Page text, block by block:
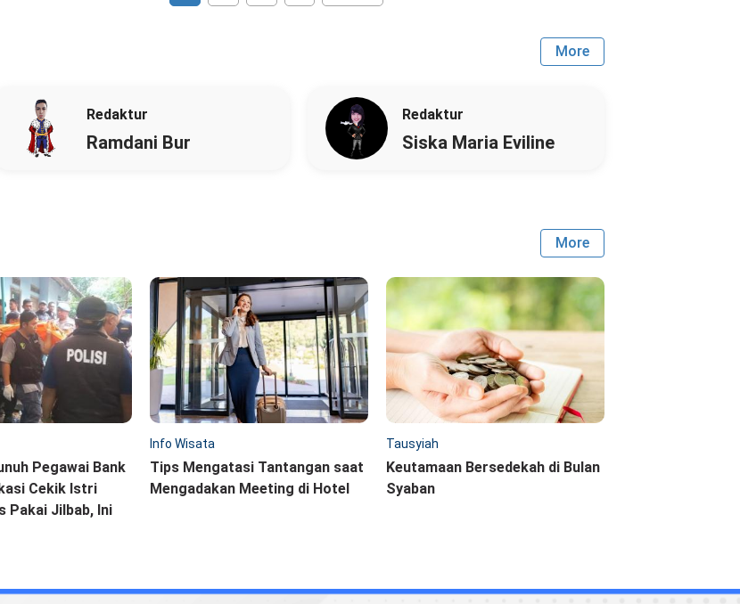
More
Redaktur
Ramdani Bur
Redaktur
Siska Maria Eviline
More
Pegawai Bank
Cekik Istri
Pakai Jilbab, Ini
Info Wisata
Tips Mengatasi Tantangan saat
Mengadakan Meeting di Hotel
Tausyiah
Keutamaan Bersedekah di Bulan
Syaban